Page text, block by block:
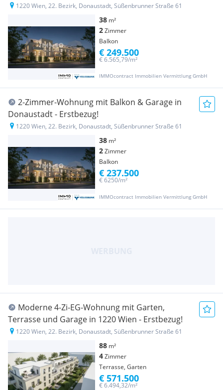
1220 Wien, 22. Bezirk, Donaustadt, Süßenbrunner Straße 61
38 m²
2Zimmer
Balkon
IMMOcontract Immobilien Vermittlung GmbH
€ 6.565,79/m²
€ 249.500
2-Zimmer-Wohnung mit Balkon & Garage in
Donaustadt - Erstbezug!
1220 Wien, 22. Bezirk, Donaustadt, Süßenbrunner Straße 61
38 m²
2Zimmer
Balkon
IMMOcontract Immobilien Vermittlung GmbH
€ 6250/m²
€ 237.500
Moderne 4-Zi-EG-Wohnung mit Garten,
Terrasse und Garage in 1220 Wien - Erstbezug!
1220 Wien, 22. Bezirk, Donaustadt, Süßenbrunner Straße 61
88 m²
4Zimmer
Terrasse, Garten
€ 6.494,32/m²
€ 571.500